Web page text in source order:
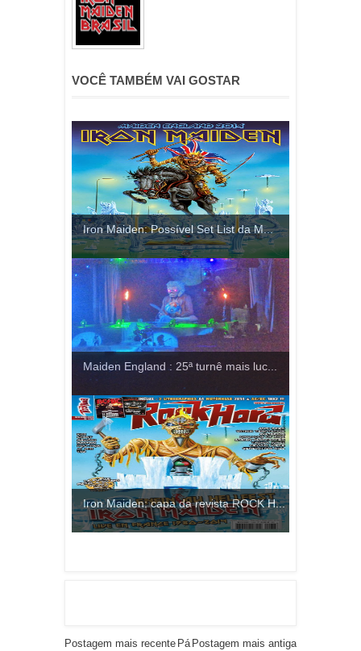
VOCÊ TAMBÉM VAI GOSTAR
Iron Maiden: Possível Set List da M...
Maiden England : 25ª turnê mais luc...
Iron Maiden: capa da revista ROCK H...
Postagem mais recente Postagem mais antiga
Pá